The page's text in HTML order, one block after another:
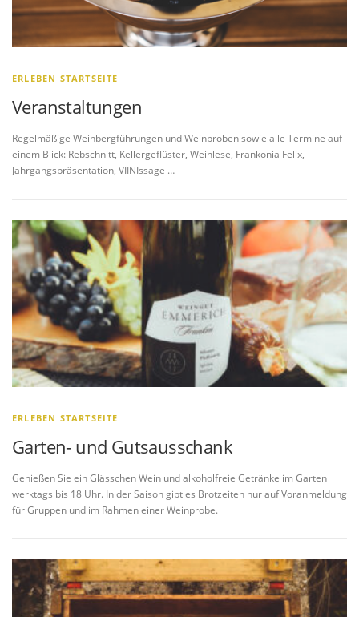
ERLEBEN STARTSEITE
Veranstaltungen
Regelmäßige Weinbergführungen und Weinproben sowie alle Termine auf
einem Blick: Rebschnitt, Kellergeflüster, Weinlese, Frankonia Felix,
Jahrgangspräsentation, VIINIssage …
ERLEBEN STARTSEITE
Garten- und Gutsausschank
Genießen Sie ein Glässchen Wein und alkoholfreie Getränke im Garten
werktags bis 18 Uhr. In der Saison gibt es Brotzeiten nur auf Voranmeldung
für Gruppen und im Rahmen einer Weinprobe.